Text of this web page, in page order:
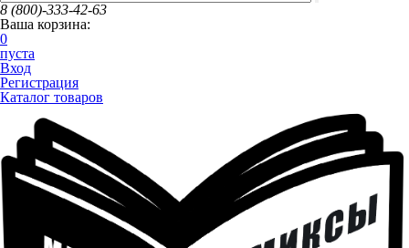
8 (800)-333-42-63
Ваша корзина:
0
пуста
Вход
Регистрация
Каталог товаров